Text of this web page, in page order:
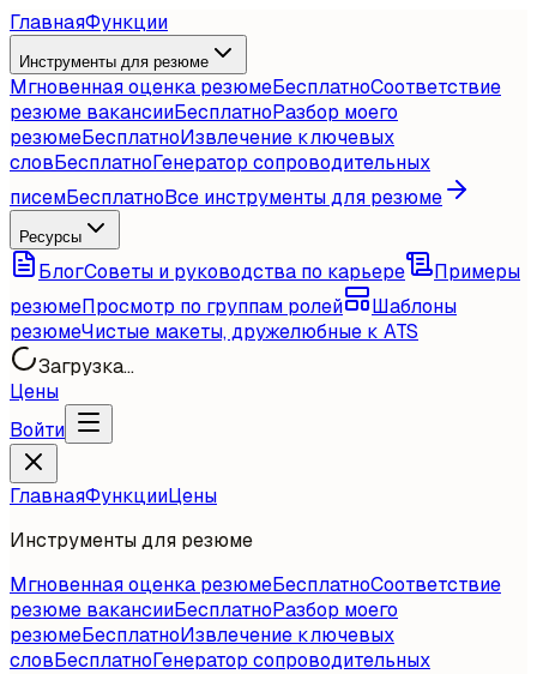
ГлавнаяФункции
Инструменты для резюме
Мгновенная оценка резюмеБесплатноСоответствие
резюме вакансииБесплатноРазбор моего
резюмеБесплатноИзвлечение ключевых
словБесплатноГенератор сопроводительных
писемБесплатноВсе инструменты для резюме
Ресурсы
БлогСоветы и руководства по карьере
Примеры
резюмеПросмотр по группам ролей
Шаблоны
резюмеЧистые макеты, дружелюбные к ATS
Загрузка...
Цены
Войти
ГлавнаяФункцииЦены
Инструменты для резюме
Мгновенная оценка резюмеБесплатноСоответствие
резюме вакансииБесплатноРазбор моего
резюмеБесплатноИзвлечение ключевых
словБесплатноГенератор сопроводительных